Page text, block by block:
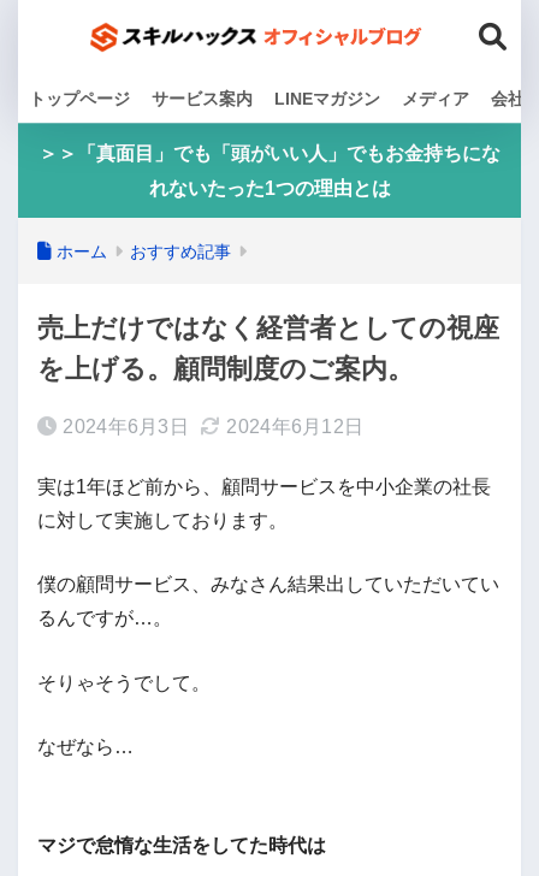
トップページ サービス案内 LINEマガジン メディア 会社
＞＞「真面目」でも「頭がいい人」でもお金持ちにな
れないたった1つの理由とは
ホーム おすすめ記事
売上だけではなく経営者としての視座
を上げる。顧問制度のご案内。
2024年6月3日 2024年6月12日
実は1年ほど前から、顧問サービスを中小企業の社長
に対して実施しております。
僕の顧問サービス、みなさん結果出していただいてい
るんですが…。
そりゃそうでして。
なぜなら…
マジで怠惰な生活をしてた時代は